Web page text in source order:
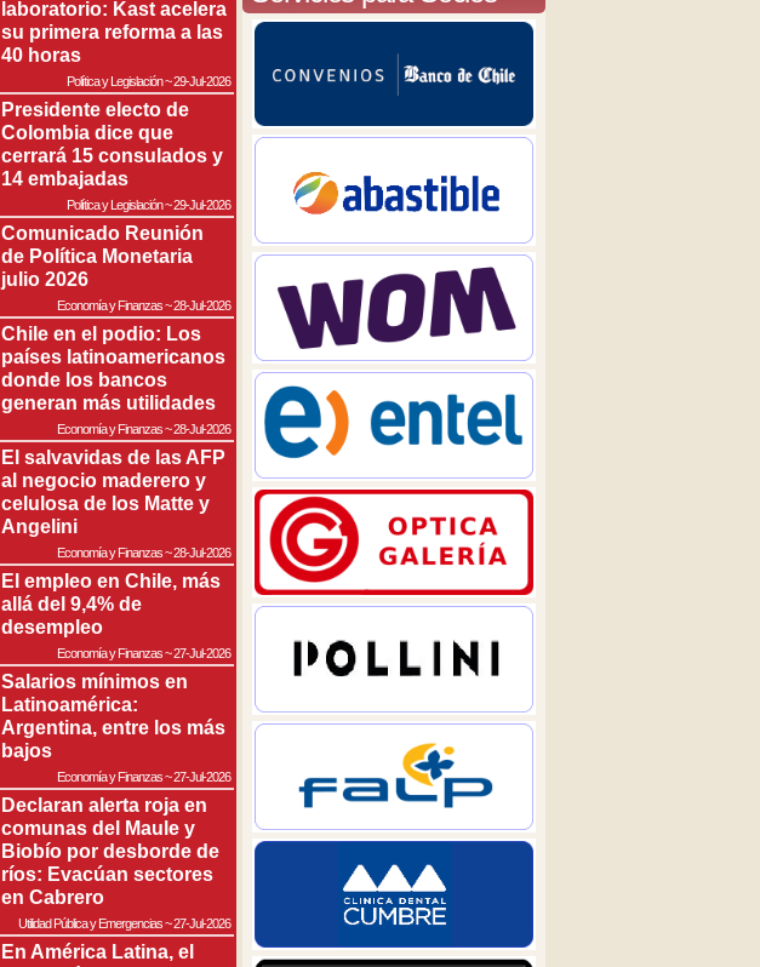
laboratorio: Kast acelera
su primera reforma a las
40 horas
Política y Legislación~29-Jul-2026
Presidente electo de
Colombia dice que
cerrará 15 consulados y
14 embajadas
Política y Legislación~29-Jul-2026
Comunicado Reunión
de Política Monetaria
julio 2026
Economía y Finanzas~28-Jul-2026
Chile en el podio: Los
países latinoamericanos
donde los bancos
generan más utilidades
Economía y Finanzas~28-Jul-2026
El salvavidas de las AFP
al negocio maderero y
celulosa de los Matte y
Angelini
Economía y Finanzas~28-Jul-2026
El empleo en Chile, más
allá del 9,4% de
desempleo
Economía y Finanzas~27-Jul-2026
Salarios mínimos en
Latinoamérica:
Argentina, entre los más
bajos
Economía y Finanzas~27-Jul-2026
Declaran alerta roja en
comunas del Maule y
Biobío por desborde de
ríos: Evacúan sectores
en Cabrero
Utilidad Pública y Emergencias~27-Jul-2026
En América Latina, el